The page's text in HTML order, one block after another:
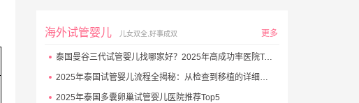
海外试管婴儿 儿女双全,好事成双 更多
泰国曼谷三代试管婴儿找哪家好？2025年高成功率医院Top5推荐
2025年泰国试管婴儿流程全揭秘：从检查到移植的详细步骤
2025年泰国多囊卵巢试管婴儿医院推荐Top5